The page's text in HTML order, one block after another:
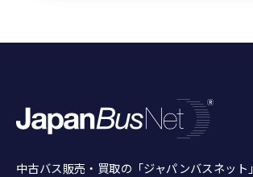
中古バス販売・買取の「ジャパンバスネット」